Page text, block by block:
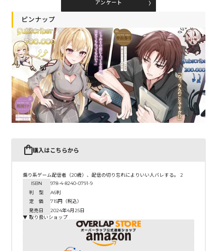
アンケート
ピンナップ
購入はこちらから
煽り系ゲーム配信者（20歳）、配信の切り忘れによりいい人バレする。 2
ISBN
978-4-8240-0791-9
判 型
A6判
定 価
715円（税込）
発売日
2024年4月25日
▼ 取り扱いショップ